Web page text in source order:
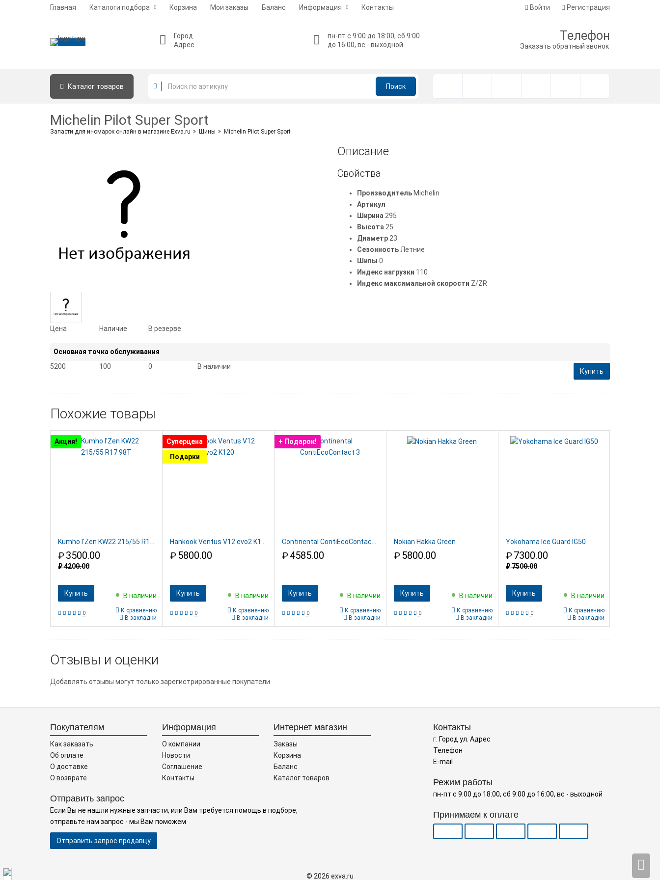
Главная Каталоги подбора Корзина Мои заказы Баланс Информация Контакты Войти Регистрация
Город
Адрес
пн-пт с 9:00 до 18:00, сб 9:00
до 16:00, вс - выходной
Телефон
Заказать обратный звонок
Каталог товаров Поиск
Michelin Pilot Super Sport
Запасти для иномарок онлайн в магазине Exva.ru Шины Michelin Pilot Super Sport
Описание
Свойства
Производитель Michelin
Артикул
Ширина 295
Высота 25
Диаметр 23
Сезонность Летние
Шипы 0
Индекс нагрузки 110
Индекс максимальной скорости Z/ZR
Цена Наличие В резерве
Основная точка обслуживания
5200
100 0 В наличии
Купить
Похожие товары
Акция!
0
₽ 3500.00
₽4200.00
В наличии
В закладки
К сравнению
Купить
Суперцена
Подарки
0
₽ 5800.00
В наличии
В закладки
К сравнению
Купить
+ Подарок!
0
₽ 4585.00
В наличии
В закладки
К сравнению
Купить
Nokian Hakka Green
0
₽ 5800.00
В наличии
В закладки
К сравнению
Купить
Yokohama Ice Guard IG50
0
₽ 7300.00
₽7500.00
В наличии
В закладки
К сравнению
Купить
Отзывы и оценки
Добавлять отзывы могут только зарегистрированные покупатели
Покупателям
Как заказать
Об оплате
О доставке
О возврате
Информация
О компании
Новости
Соглашение
Контакты
Интернет магазин
Заказы
Корзина
Баланс
Каталог товаров
Отправить запрос
Если Вы не нашли нужные запчасти, или Вам требуется помощь в подборе,
отправьте нам запрос - мы Вам поможем
Отправить запрос продавцу
Контакты
г. Город ул. Адрес
Телефон
E-mail
Режим работы
пн-пт с 9:00 до 18:00, сб 9:00 до 16:00, вс - выходной
Принимаем к оплате
© 2026 exva.ru